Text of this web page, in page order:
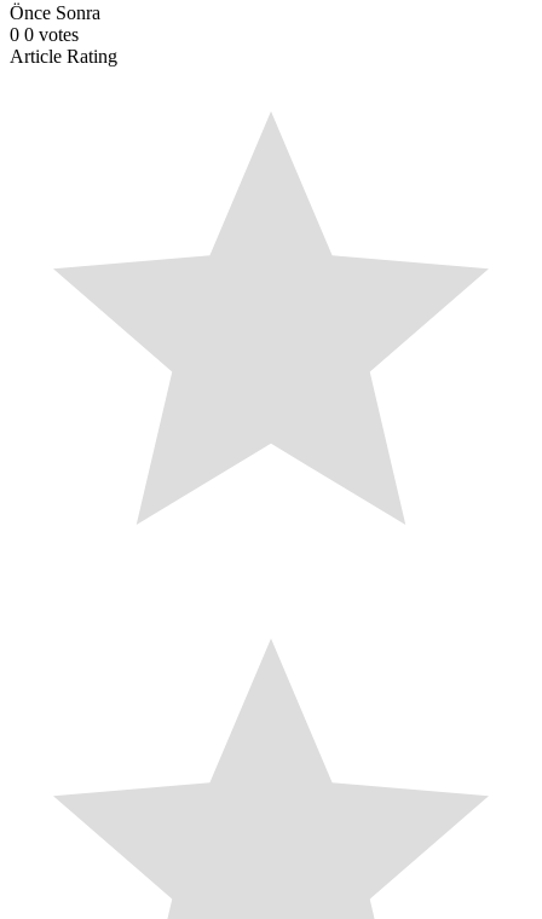
Önce Sonra
0 0 votes
Article Rating